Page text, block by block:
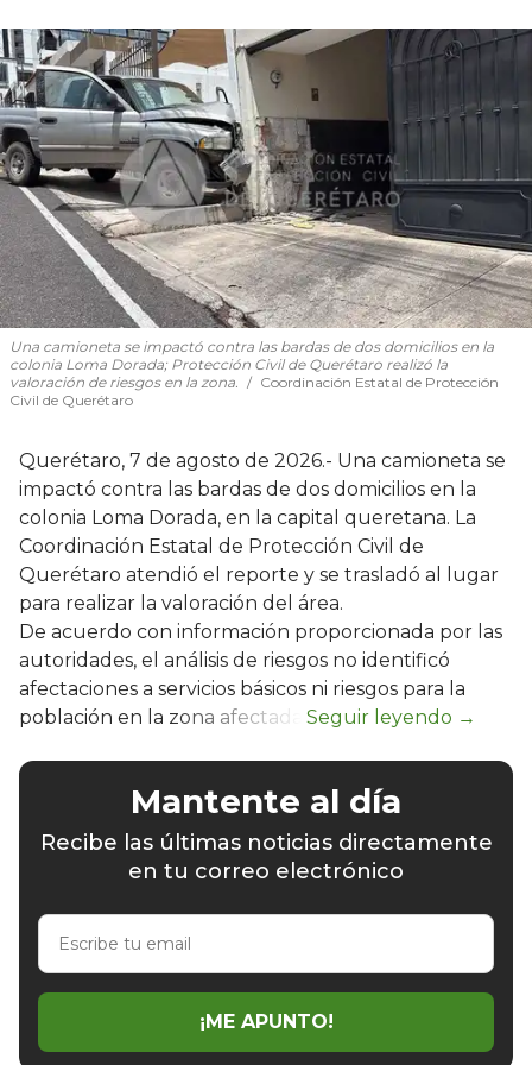
Una camioneta se impactó contra las bardas de dos domicilios en la
colonia Loma Dorada; Protección Civil de Querétaro realizó la
valoración de riesgos en la zona.
Coordinación Estatal de Protección
Civil de Querétaro
Querétaro, 7 de agosto de 2026.- Una camioneta se
impactó contra las bardas de dos domicilios en la
colonia Loma Dorada, en la capital queretana. La
Coordinación Estatal de Protección Civil de
Querétaro atendió el reporte y se trasladó al lugar
para realizar la valoración del área.
De acuerdo con información proporcionada por las
autoridades, el análisis de riesgos no identificó
afectaciones a servicios básicos ni riesgos para la
población en la zona afectada.
Mantente al día
Recibe las últimas noticias directamente
en tu correo electrónico
Escribe
email
¡ME APUNTO!